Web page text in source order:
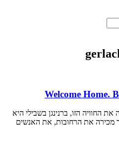
החוויה הזו, ברנינגן בשבילי היא
מכירה את הרחובות, את האנשים